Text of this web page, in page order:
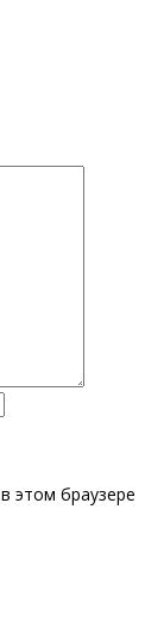
этом браузере